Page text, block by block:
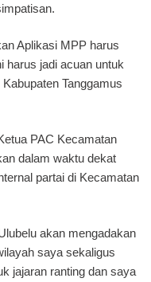
Aplikasi MPP harus
harus jadi acuan untuk
Tanggamus
PAC Kecamatan
dalam waktu dekat
partai di Kecamatan
akan mengadakan
saya sekaligus
jajaran ranting dan saya